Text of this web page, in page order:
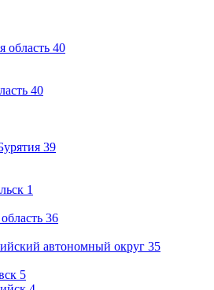
область 40
40
39
1
36
автономный округ 35
5